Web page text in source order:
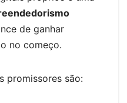
de ganhar
no começo.
promissores são: